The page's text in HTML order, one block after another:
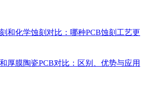
和化学蚀刻对比：哪种PCB蚀刻工艺更
厚膜陶瓷PCB对比：区别、优势与应用